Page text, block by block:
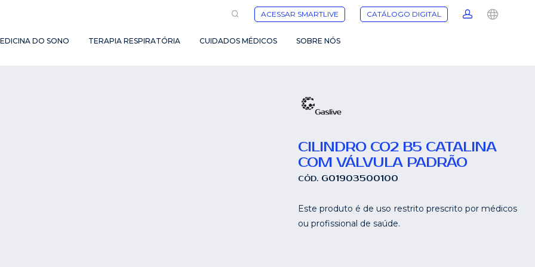
ACESSAR SMARTLIVE CATÁLOGO DIGITAL
DO SONO TERAPIA RESPIRATÓRIA CUIDADOS MÉDICOS SOBRE NÓS
CILINDRO CO2 B5 CATALINA
COM VÁLVULA PADRÃO
CÓD.G01903500100
Este produto é de uso restrito prescrito por médicos
ou profissional de saúde.